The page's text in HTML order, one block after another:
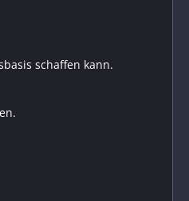
schaffen kann.